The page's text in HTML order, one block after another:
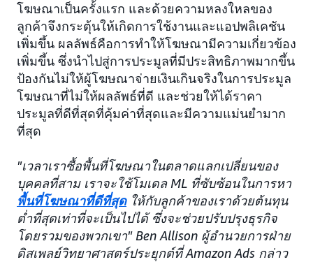
โฆษณาเป็นครั้งแรก และด้วยความหลงใหลของ
ลูกค้าจึงกระตุ้นให้เกิดการใช้งานและแอปพลิเคชัน
เพิ่มขึ้น ผลลัพธ์คือการทำให้โฆษณามีความเกี่ยวข้อง
เพิ่มขึ้น ซึ่งนำไปสู่การประมูลที่มีประสิทธิภาพมากขึ้น
ป้องกันไม่ให้ผู้โฆษณาจ่ายเงินเกินจริงในการประมูล
โฆษณาที่ไม่ให้ผลลัพธ์ที่ดี และช่วยให้ได้ราคา
ประมูลที่ดีที่สุดที่คุ้มค่าที่สุดและมีความแม่นยำมาก
ที่สุด
"เวลาเราซื้อพื้นที่โฆษณาในตลาดแลกเปลี่ยนของ
บุคคลที่สาม เราจะใช้โมเดล ML ที่ซับซ้อนในการหา
พื้นที่โฆษณาที่ดีที่สุดให้กับลูกค้าของเราด้วยต้นทุน
ต่ำที่สุดเท่าที่จะเป็นไปได้ ซึ่งจะช่วยปรับปรุงธุรกิจ
โดยรวมของพวกเขา" Ben Allison ผู้อำนวยการฝ่าย
ดิสเพลย์วิทยาศาสตร์ประยุกต์ที่ Amazon Ads กล่าว